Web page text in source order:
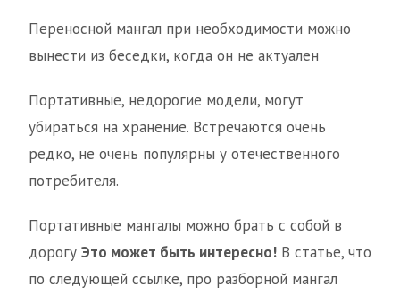
Переносной мангал при необходимости можно
вынести из беседки, когда он не актуален
Портативные, недорогие модели, могут
убираться на хранение. Встречаются очень
редко, не очень популярны у отечественного
потребителя.
Портативные мангалы можно брать с собой в
дорогу Это может быть интересно! В статье, что
по следующей ссылке, про разборной мангал